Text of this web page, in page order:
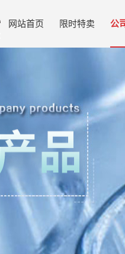
网站首页 限时特卖 公